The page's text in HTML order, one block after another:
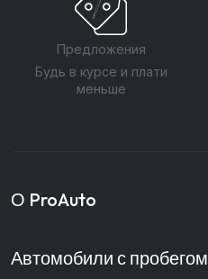
Предложения
Будь в курсе и плати
меньше
О ProAuto
Автомобили с пробегом